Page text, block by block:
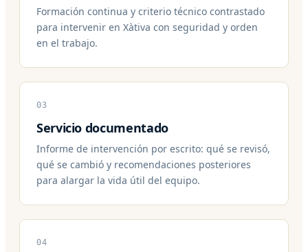
Formación continua y criterio técnico contrastado
para intervenir en Xàtiva con seguridad y orden
en el trabajo.
03
Servicio documentado
Informe de intervención por escrito: qué se revisó,
qué se cambió y recomendaciones posteriores
para alargar la vida útil del equipo.
04